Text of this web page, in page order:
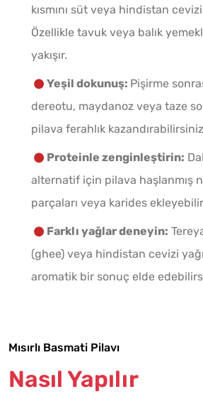
kısmını süt veya hindistan
Özellikle tavuk veya balık
yakışır.
Yeşil dokunuş: Pişirme
dereotu, maydanoz veya taze
pilava ferahlık
Proteinle zenginleştirin:
alternatif için pilava haşlanmış
parçaları veya karides
Farklı yağlar deneyin:
(ghee) veya hindistan cevizi
aromatik bir sonuç elde
Mısırlı Basmati Pilavı
Nasıl Yapılır